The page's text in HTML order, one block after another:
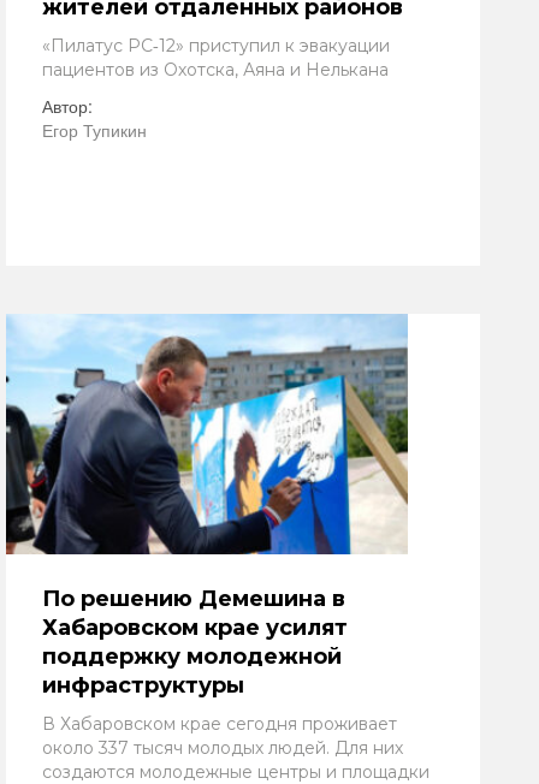
жителей отдаленных районов
«Пилатус РС‑12» приступил к эвакуации
пациентов из Охотска, Аяна и Нелькана
Автор:
Егор Тупикин
По решению Демешина в
Хабаровском крае усилят
поддержку молодежной
инфраструктуры
В Хабаровском крае сегодня проживает
около 337 тысяч молодых людей. Для них
создаются молодежные центры и площадки